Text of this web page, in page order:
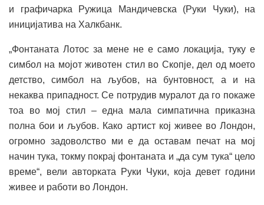
и графичарка Ружица Мандичевска (Руки Чуки), на
иницијатива на Халкбанк.
„Фонтаната Лотос за мене не е само локација, туку е
симбол на мојот животен стил во Скопје, дел од моето
детство, симбол на љубов, на бунтовност, а и на
некаква припадност. Се потрудив муралот да го покаже
тоа во мој стил – една мала симпатична приказна
полна бои и љубов. Како артист кој живее во Лондон,
огромно задоволство ми е да оставам печат на мој
начин тука, токму покрај фонтаната и „да сум тука“ цело
време“, вели авторката Руки Чуки, која девет години
живее и работи во Лондон.